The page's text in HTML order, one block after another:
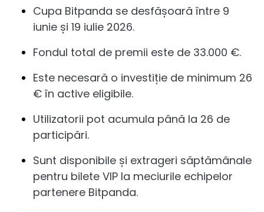
Cupa Bitpanda se desfășoară între 9
iunie și 19 iulie 2026.
Fondul total de premii este de 33.000 €.
Este necesară o investiție de minimum 26
€ în active eligibile.
Utilizatorii pot acumula până la 26 de
participări.
Sunt disponibile și extrageri săptămânale
pentru bilete VIP la meciurile echipelor
partenere Bitpanda.